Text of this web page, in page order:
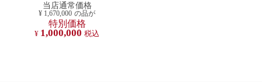
当店通常価格
¥ 1,670,000 の品が
特別価格
¥ 1,000,000 税込